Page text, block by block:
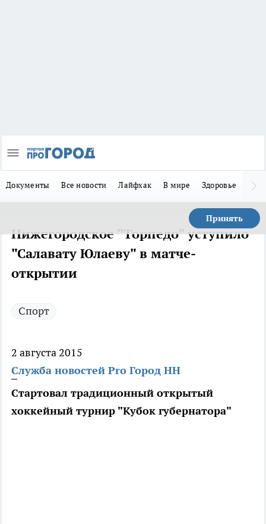
Документы Все новости Лайфхак В мире Здоровье
Принять
Нижегородское "Торпедо" уступило
"Салавату Юлаеву" в матче-
открытии
Спорт
2 августа 2015
Служба новостей Pro Город НН
Стартовал традиционный открытый
хоккейный турнир "Кубок губернатора"